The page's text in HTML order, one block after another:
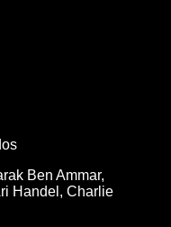
Ben Ammar,
Handel, Charlie